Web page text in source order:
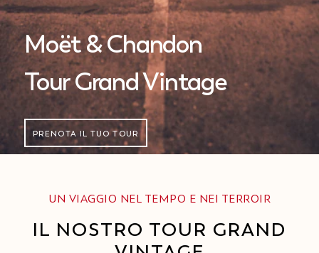
Moët & Chandon
Tour Grand Vintage
PRENOTA IL TUO TOUR
UN VIAGGIO NEL TEMPO E NEI TERROIR
IL NOSTRO TOUR GRAND